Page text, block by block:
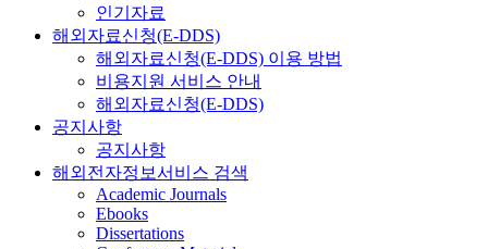
인기자료
해외자료신청(E-DDS)
해외자료신청(E-DDS) 이용 방법
비용지원 서비스 안내
해외자료신청(E-DDS)
공지사항
공지사항
해외전자정보서비스 검색
Academic Journals
Ebooks
Dissertations